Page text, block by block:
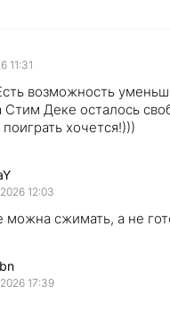
11:31
возможность
Стим Деке осталось
хочется!)))
12:03
можна сжимать, а не
17:39